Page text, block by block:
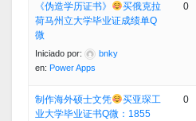
《伪造学历证书》
买俄克拉
荷马州立大学毕业证成绩单Q
微
Iniciado por:
bnky
en: Power Apps
0
制作海外硕士文凭
买亚琛工
业大学毕业证书Q微：1855
0